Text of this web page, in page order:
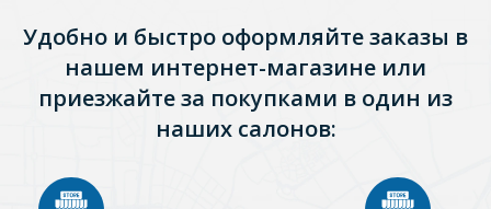
Удобно и быстро оформляйте заказы в
нашем интернет-магазине или
приезжайте за покупками в один из
наших салонов: